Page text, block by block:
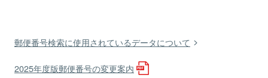
郵便番号検索に使用されているデータについて
2025年度版郵便番号の変更案内